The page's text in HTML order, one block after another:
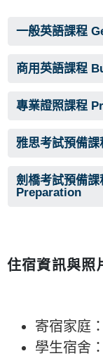
一般英語課程
商用英語課程
專業證照課程
雅思考試預備
劍橋考試預備
Preparation
住宿資訊與照
寄宿家庭
學生宿舍